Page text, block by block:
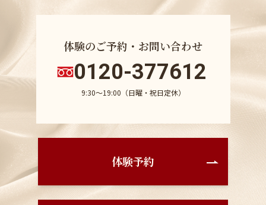
体験のご予約・お問い合わせ
0120-377612
9:30〜19:00（日曜・祝日定休）
体験予約